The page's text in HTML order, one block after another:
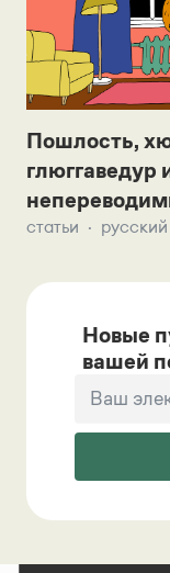
Пошлость,
глюггаведур
статьи
Новые
вашей